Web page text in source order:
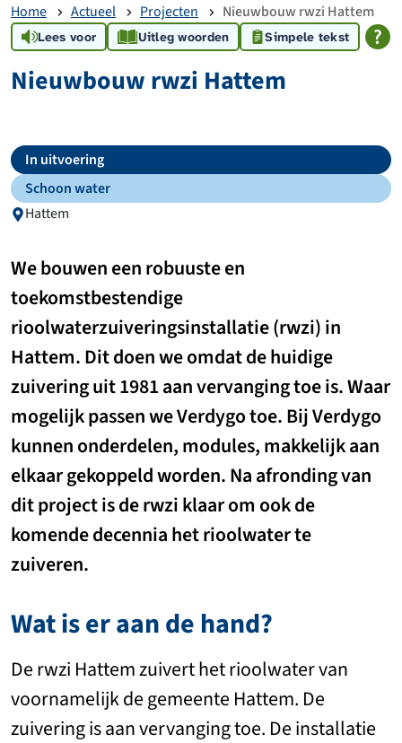
Home Actueel Projecten Nieuwbouw rwzi Hattem
Lees voor Uitleg woorden Simpele tekst
Nieuwbouw rwzi Hattem
In uitvoering
Schoon water
Hattem
We bouwen een robuuste en
toekomstbestendige
rioolwaterzuiveringsinstallatie (rwzi) in
Hattem. Dit doen we omdat de huidige
zuivering uit 1981 aan vervanging toe is. Waar
mogelijk passen we Verdygo toe. Bij Verdygo
kunnen onderdelen, modules, makkelijk aan
elkaar gekoppeld worden. Na afronding van
dit project is de rwzi klaar om ook de
komende decennia het rioolwater te
zuiveren.
Wat is er aan de hand?
De rwzi Hattem zuivert het rioolwater van
voornamelijk de gemeente Hattem. De
zuivering is aan vervanging toe. De installatie